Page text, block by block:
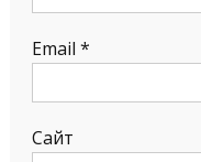
Email *
Сайт